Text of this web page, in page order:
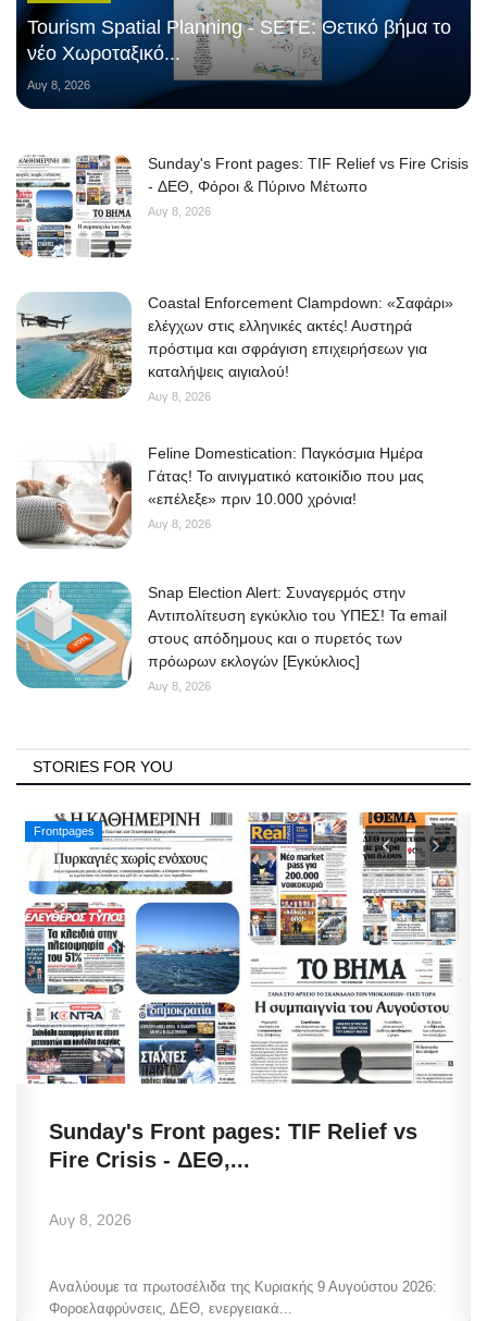
Tourism Spatial Planning - SETE: Θετικό βήμα το
νέο Χωροταξικό...
Αυγ 8, 2026
Sunday's Front pages: TIF Relief vs Fire Crisis
- ΔΕΘ, Φόροι & Πύρινο Μέτωπο
Αυγ 8, 2026
Coastal Enforcement Clampdown: «Σαφάρι»
ελέγχων στις ελληνικές ακτές! Αυστηρά
πρόστιμα και σφράγιση επιχειρήσεων για
καταλήψεις αιγιαλού!
Αυγ 8, 2026
Feline Domestication: Παγκόσμια Ημέρα
Γάτας! Το αινιγματικό κατοικίδιο που μας
«επέλεξε» πριν 10.000 χρόνια!
Αυγ 8, 2026
Snap Election Alert: Συναγερμός στην
Αντιπολίτευση εγκύκλιο του ΥΠΕΣ! Τα email
στους απόδημους και ο πυρετός των
πρόωρων εκλογών [Εγκύκλιος]
Αυγ 8, 2026
STORIES FOR YOU
Frontpages
Sunday's Front pages: TIF Relief vs
Fire Crisis - ΔΕΘ,...
Αυγ 8, 2026
Αναλύουμε τα πρωτοσέλιδα της Κυριακής 9 Αυγούστου 2026:
Φοροελαφρύνσεις, ΔΕΘ, ενεργειακά...